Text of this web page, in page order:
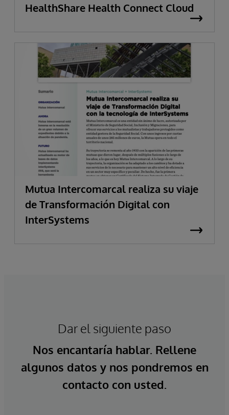
HealthShare Health Connect Cloud
Mutua Intercomarcal realiza su viaje
de Transformación Digital con
InterSystems
Dar el siguiente paso
Nos encantaría hablar. Rellene
algunos datos y nos pondremos en
contacto con usted.